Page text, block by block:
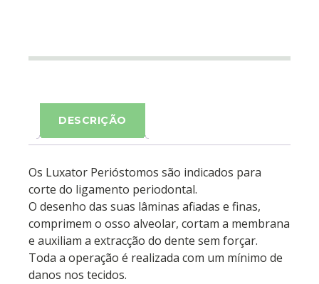
DESCRIÇÃO
Os Luxator Perióstomos são indicados para
corte do ligamento periodontal.
O desenho das suas lâminas afiadas e finas,
comprimem o osso alveolar, cortam a membrana
e auxiliam a extracção do dente sem forçar.
Toda a operação é realizada com um mínimo de
danos nos tecidos.